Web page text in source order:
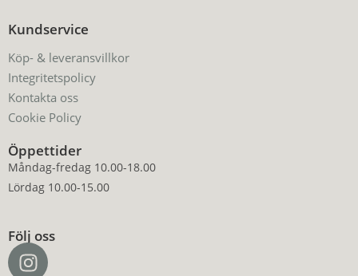
Kundservice
Köp- & leveransvillkor
Integritetspolicy
Kontakta oss
Cookie Policy
Öppettider
Måndag-fredag 10.00-18.00
Lördag 10.00-15.00
Följ oss